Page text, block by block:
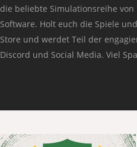
die beliebte Simulationsreihe von
Software. Holt euch die Spiele
Store und werdet Teil der
Discord und Social Media. Viel